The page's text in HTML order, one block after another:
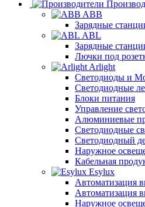
ABB
Зарядные
ABL
Зарядные
Лючки под
Arlight
Светодиоды и
Светодиодные
Блоки питания
Управление
Алюминиевые
Светодиодные
Светодиодный
Наружное
Кабельная
Esylux
Автоматизация
Автоматизация
Наружное